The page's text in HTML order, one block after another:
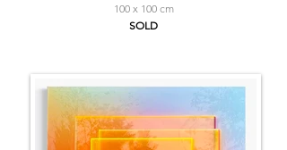
100 x 100 cm
SOLD